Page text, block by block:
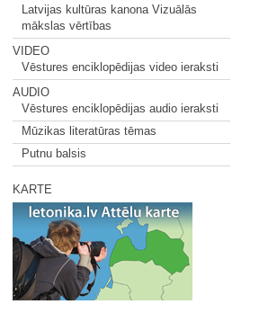
Latvijas kultūras kanona Vizuālās
mākslas vērtības
VIDEO
Vēstures enciklopēdijas video ieraksti
AUDIO
Vēstures enciklopēdijas audio ieraksti
Mūzikas literatūras tēmas
Putnu balsis
KARTE